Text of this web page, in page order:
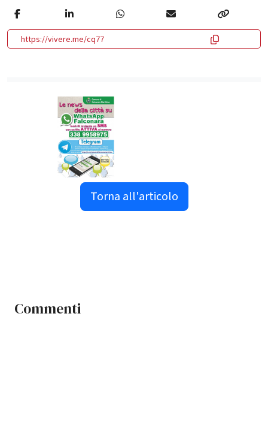
https://vivere.me/cq77
Torna all'articolo
Commenti